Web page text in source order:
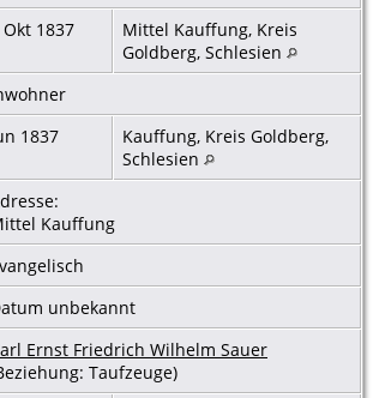
Okt 1837
Mittel Kauffung, Kreis
Goldberg, Schlesien
1837
Kauffung, Kreis Goldberg,
Schlesien
Kauffung
unbekannt
Ernst Friedrich Wilhelm Sauer
Taufzeuge)